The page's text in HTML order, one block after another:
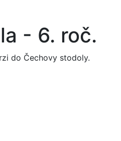
- 6. roč.
do Čechovy stodoly.